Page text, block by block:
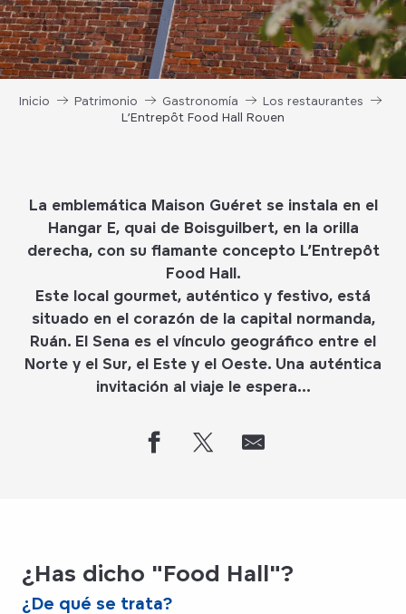
Inicio Patrimonio Gastronomía
Los restaurantes
L’Entrepôt Food Hall Rouen
La emblemática Maison Guéret se instala en el
Hangar E, quai de Boisguilbert, en la orilla
derecha, con su flamante concepto L’Entrepôt
Food Hall.
Este local gourmet, auténtico y festivo, está
situado en el corazón de la capital normanda,
Ruán. El Sena es el vínculo geográfico entre el
Norte y el Sur, el Este y el Oeste. Una auténtica
invitación al viaje le espera…
¿Has dicho "Food Hall"?
¿De qué se trata?